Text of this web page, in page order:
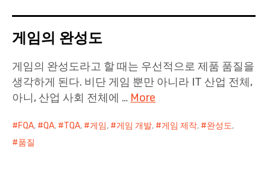
게임의 완성도
게임의 완성도라고 할 때는 우선적으로 제품 품질을
생각하게 된다. 비단 게임 뿐만 아니라 IT 산업 전체,
아니, 산업 사회 전체에 … More
FQA, QA, TQA, 게임, 게임 개발, 게임 제작, 완성도,
품질